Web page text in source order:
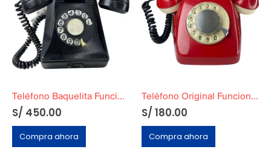
Teléfono Baquelita Funcional Negro de Mesa
S/ 450.00
Compra ahora
Teléfono Original Funcional Ochentero Rojo
S/ 180.00
Compra ahora